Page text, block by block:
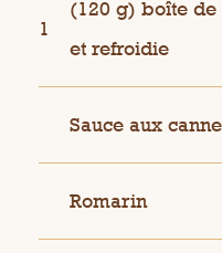
1
(120 g) boîte
et refroidie
Sauce aux
Romarin